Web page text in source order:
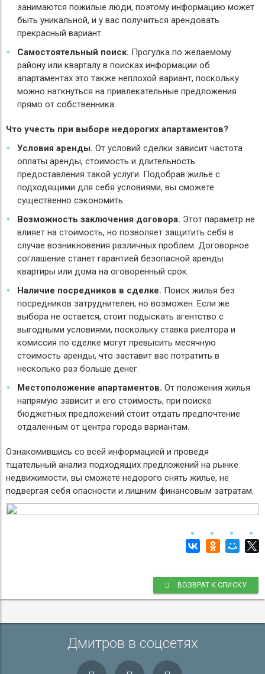
занимаются пожилые люди, поэтому информацию может
быть уникальной, и у вас получиться арендовать
прекрасный вариант.
Самостоятельный поиск. Прогулка по желаемому
району или кварталу в поисках информации об
апартаментах это также неплохой вариант, поскольку
можно наткнуться на привлекательные предложения
прямо от собственника.
Что учесть при выборе недорогих апартаментов?
Условия аренды. От условий сделки зависит частота
оплаты аренды, стоимость и длительность
предоставления такой услуги. Подобрав жильё с
подходящими для себя условиями, вы сможете
существенно сэкономить.
Возможность заключения договора. Этот параметр не
влияет на стоимость, но позволяет защитить себя в
случае возникновения различных проблем. Договорное
соглашение станет гарантией безопасной аренды
квартиры или дома на оговоренный срок.
Наличие посредников в сделке. Поиск жилья без
посредников затруднителен, но возможен. Если же
выбора не остается, стоит подыскать агентство с
выгодными условиями, поскольку ставка риелтора и
комиссия по сделке могут превысить месячную
стоимость аренды, что заставит вас потратить в
несколько раз больше денег.
Местоположение апартаментов. От положения жилья
напрямую зависит и его стоимость, при поиске
бюджетных предложений стоит отдать предпочтение
отдаленным от центра города вариантам.
Ознакомившись со всей информацией и проведя
тщательный анализ подходящих предложений на рынке
недвижимости, вы сможете недорого снять жилье, не
подвергая себя опасности и лишним финансовым затратам.
ВОЗВРАТ К СПИСКУ
Дмитров в соцсетях